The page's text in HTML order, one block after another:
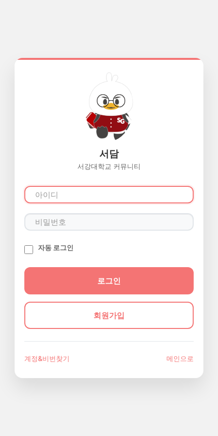
서담
서강대학교 커뮤니티
자동 로그인
회원가입
계정&비번찾기 메인으로